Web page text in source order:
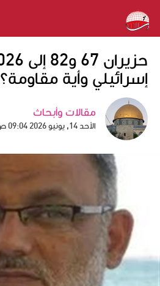
إسرائيلي وأية مقاومة؟
مقالات وأبحاث
الأحد 14, يونيو 2026 09:04 ص